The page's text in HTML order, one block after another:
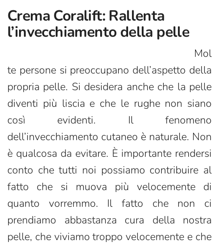
Crema Coralift: Rallenta
l’invecchiamento della pelle
Mol
te persone si preoccupano dell’aspetto della
propria pelle. Si desidera anche che la pelle
diventi più liscia e che le rughe non siano
così evidenti. Il fenomeno
dell’invecchiamento cutaneo è naturale. Non
è qualcosa da evitare. È importante rendersi
conto che tutti noi possiamo contribuire al
fatto che si muova più velocemente di
quanto vorremmo. Il fatto che non ci
prendiamo abbastanza cura della nostra
pelle, che viviamo troppo velocemente e che